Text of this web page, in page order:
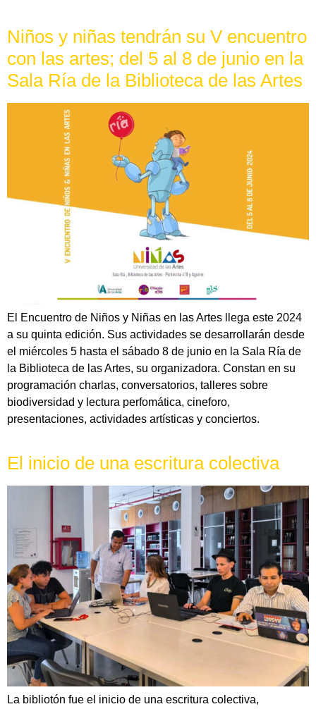
Niños y niñas tendrán su V encuentro
con las artes; del 5 al 8 de junio en la
Sala Ría de la Biblioteca de las Artes
El Encuentro de Niños y Niñas en las Artes llega este 2024
a su quinta edición. Sus actividades se desarrollarán desde
el miércoles 5 hasta el sábado 8 de junio en la Sala Ría de
la Biblioteca de las Artes, su organizadora. Constan en su
programación charlas, conversatorios, talleres sobre
biodiversidad y lectura perfomática, cineforo,
presentaciones, actividades artísticas y conciertos.
El inicio de una escritura colectiva
La bibliotón fue el inicio de una escritura colectiva,